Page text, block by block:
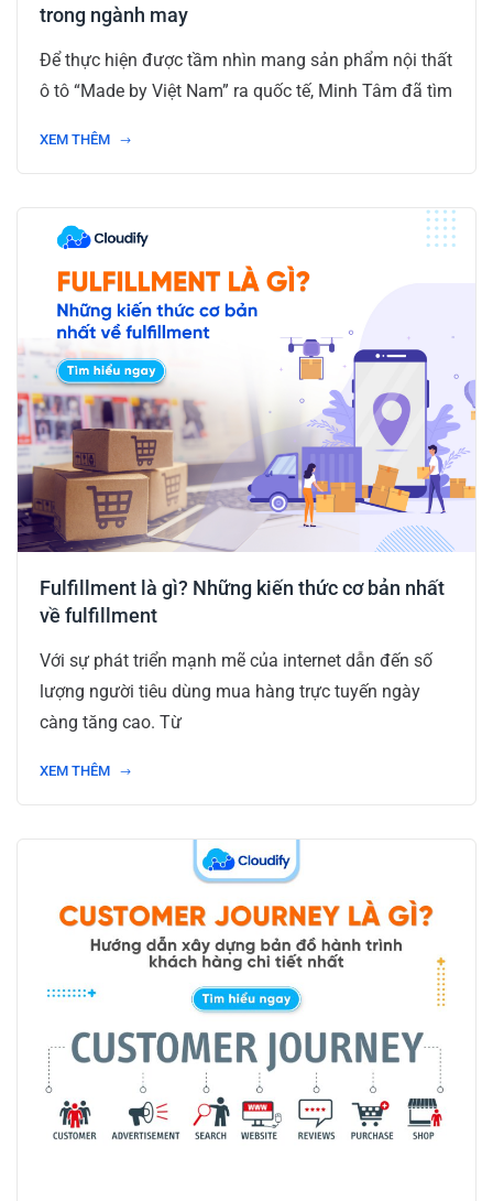
trong ngành may
Để thực hiện được tầm nhìn mang sản phẩm nội thất
ô tô “Made by Việt Nam” ra quốc tế, Minh Tâm đã tìm
XEM THÊM
Fulfillment là gì? Những kiến thức cơ bản nhất
về fulfillment
Với sự phát triển mạnh mẽ của internet dẫn đến số
lượng người tiêu dùng mua hàng trực tuyến ngày
càng tăng cao. Từ
XEM THÊM